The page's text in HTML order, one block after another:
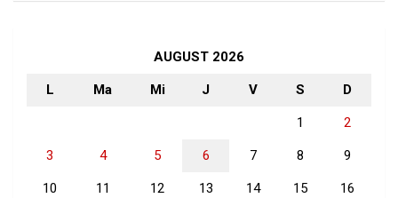
AUGUST 2026
L Ma Mi J V S D
1 2
3 4 5 6 7 8 9
10 11 12 13 14 15 16